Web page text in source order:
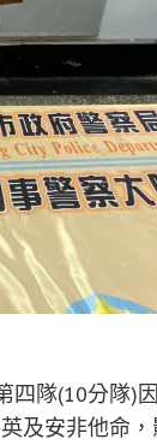
四隊(10分隊)
及安非他命